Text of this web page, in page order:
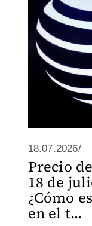
18.07.2026/
Precio
18 de
¿Cómo
en el t...